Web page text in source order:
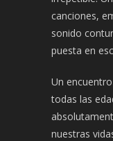
canciones,
sonido
puesta en
Un
todas las
nuestras